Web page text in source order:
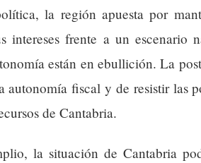
la región apuesta por
intereses frente a un escenario
están en ebullición. La
autonomía fiscal y de resistir las
de Cantabria.
la situación de Cantabria